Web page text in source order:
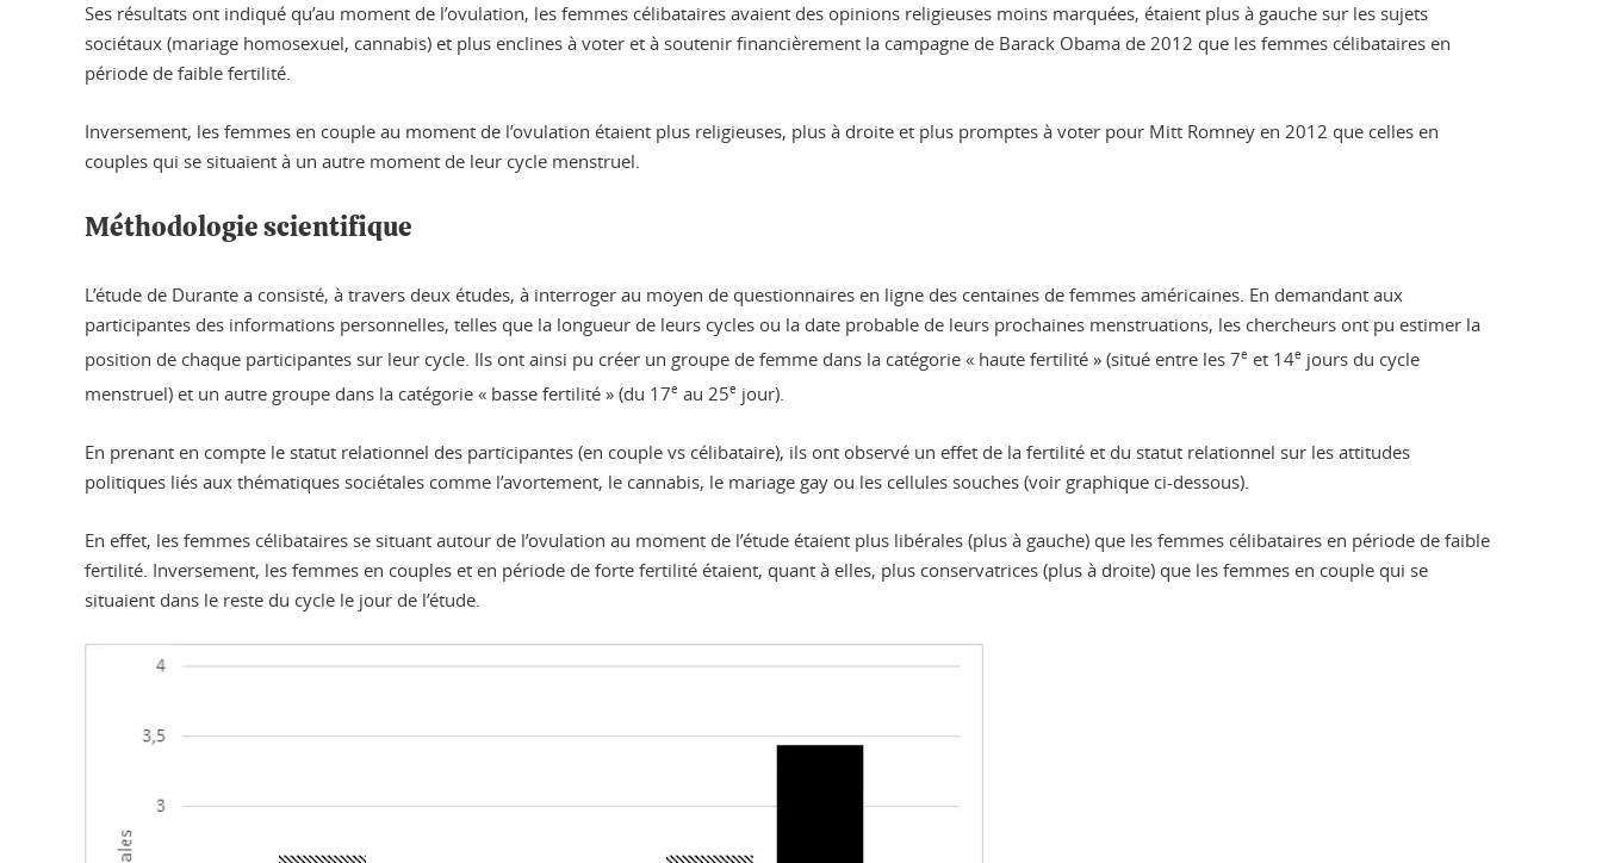
Ses résultats ont indiqué qu’au moment de l’ovulation, les femmes célibataires avaient des opinions religieuses moins marquées, étaient plus à gauche sur les sujets
sociétaux (mariage homosexuel, cannabis) et plus enclines à voter et à soutenir financièrement la campagne de Barack Obama de 2012 que les femmes célibataires en
période de faible fertilité.
Inversement, les femmes en couple au moment de l’ovulation étaient plus religieuses, plus à droite et plus promptes à voter pour Mitt Romney en 2012 que celles en
couples qui se situaient à un autre moment de leur cycle menstruel.
Méthodologie scientifique
L’étude de Durante a consisté, à travers deux études, à interroger au moyen de questionnaires en ligne des centaines de femmes américaines. En demandant aux
participantes des informations personnelles, telles que la longueur de leurs cycles ou la date probable de leurs prochaines menstruations, les chercheurs ont pu estimer la
position de chaque participantes sur leur cycle. Ils ont ainsi pu créer un groupe de femme dans la catégorie « haute fertilité » (situé entre les 7e et 14e jours du cycle
menstruel) et un autre groupe dans la catégorie « basse fertilité » (du 17e au 25e jour).
En prenant en compte le statut relationnel des participantes (en couple vs célibataire), ils ont observé un effet de la fertilité et du statut relationnel sur les attitudes
politiques liés aux thématiques sociétales comme l’avortement, le cannabis, le mariage gay ou les cellules souches (voir graphique ci-dessous).
En effet, les femmes célibataires se situant autour de l’ovulation au moment de l’étude étaient plus libérales (plus à gauche) que les femmes célibataires en période de faible
fertilité. Inversement, les femmes en couples et en période de forte fertilité étaient, quant à elles, plus conservatrices (plus à droite) que les femmes en couple qui se
situaient dans le reste du cycle le jour de l’étude.